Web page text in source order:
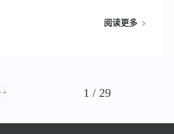
阅读更多
1 / 29
› »